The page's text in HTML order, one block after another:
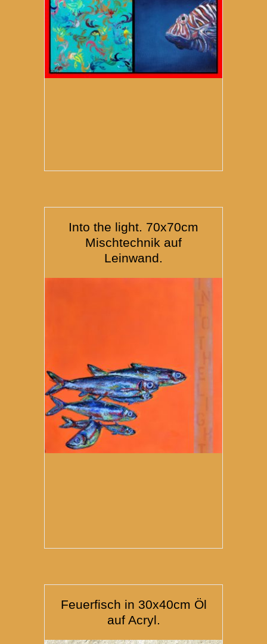
Into the light. 70x70cm
Mischtechnik auf
Leinwand.
Feuerfisch in 30x40cm Öl
auf Acryl.